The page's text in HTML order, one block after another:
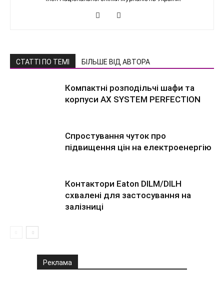
СТАТТІ ПО ТЕМІ БІЛЬШЕ ВІД АВТОРА
Компактні розподільчі шафи та
корпуси AX SYSTEM PERFECTION
Спростування чуток про
підвищення цін на електроенергію
Контактори Eaton DILM/DILH
схвалені для застосування на
залізниці
Реклама